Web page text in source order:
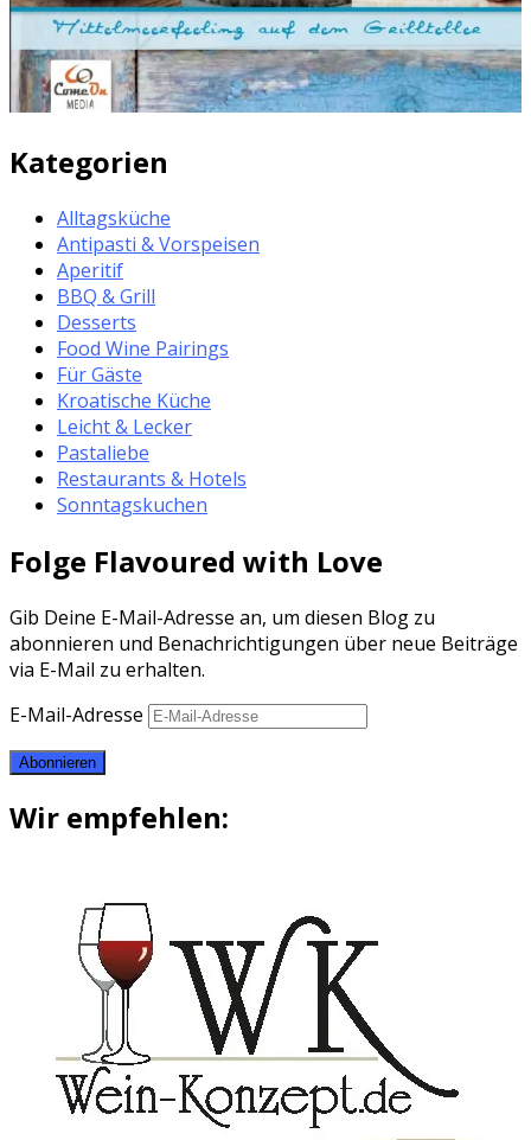
Kategorien
Alltagsküche
Antipasti & Vorspeisen
Aperitif
BBQ & Grill
Desserts
Food Wine Pairings
Für Gäste
Kroatische Küche
Leicht & Lecker
Pastaliebe
Restaurants & Hotels
Sonntagskuchen
Folge Flavoured with Love
Gib Deine E-Mail-Adresse an, um diesen Blog zu
abonnieren und Benachrichtigungen über neue Beiträge
via E-Mail zu erhalten.
E-Mail-Adresse
Abonnieren
Wir empfehlen: